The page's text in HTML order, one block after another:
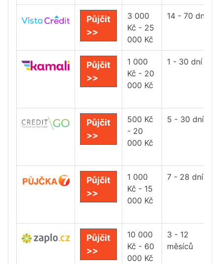
Půjčit
>>
3 000
Kč - 25
000 Kč
14 - 70 dní
Půjčit
>>
1 000
Kč - 20
000 Kč
1 - 30 dní
Půjčit
>>
500 Kč
- 20
000 Kč
5 - 30 dní
Půjčit
>>
1 000
Kč - 15
000 Kč
7 - 28 dní
Půjčit
>>
10 000
Kč - 60
000 Kč
3 - 12
měsíců